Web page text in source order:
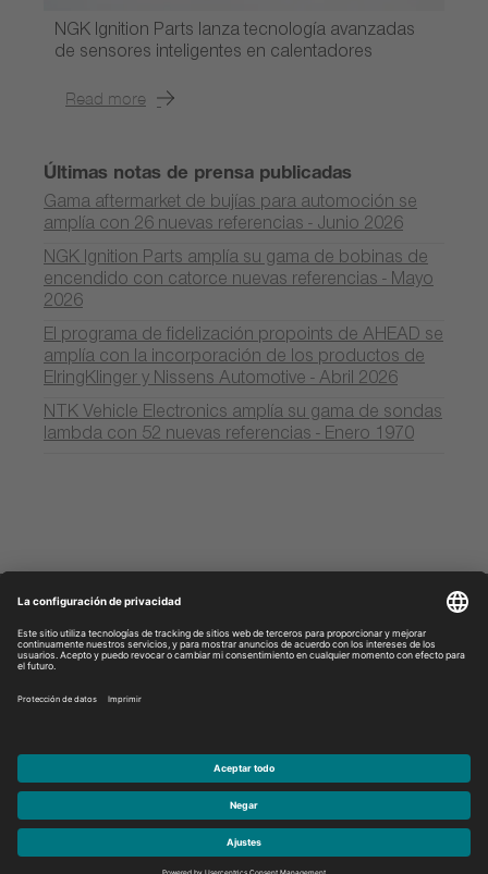
NGK Ignition Parts lanza tecnología avanzadas
de sensores inteligentes en calentadores
Read more
Últimas notas de prensa publicadas
Gama aftermarket de bujías para automoción se
amplía con 26 nuevas referencias - Junio 2026
NGK Ignition Parts amplía su gama de bobinas de
encendido con catorce nuevas referencias - Mayo
2026
El programa de fidelización propoints de AHEAD se
amplía con la incorporación de los productos de
ElringKlinger y Nissens Automotive - Abril 2026
NTK Vehicle Electronics amplía su gama de sondas
lambda con 52 nuevas referencias - Enero 1970
Descubra
Legal
© 2018 Niterra. Todos los derechos reservados.